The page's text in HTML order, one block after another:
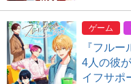
ゲーム
『フル
4人の彼
イフサポ